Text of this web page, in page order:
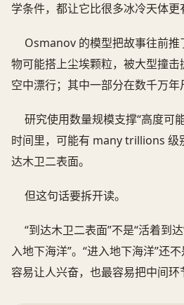
学条件，都让它比很多冰冷天体更
Osmanov 的模型把故事往前推
物可能搭上尘埃颗粒，被大型撞
空中漂行；其中一部分在数千万年
研究使用数量规模支撑“高度可
时间里，可能有 many trillions 级
达木卫二表面。
但这句话要拆开读。
“到达木卫二表面”不是“活着到
入地下海洋”。“进入地下海洋”还
容易让人兴奋，也最容易把中间环